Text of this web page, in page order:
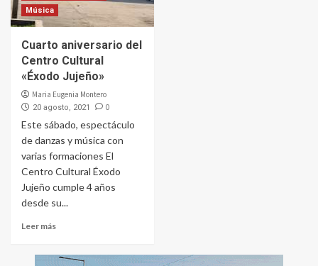
Música
Cuarto aniversario del
Centro Cultural
«Éxodo Jujeño»
Maria Eugenia Montero
20 agosto, 2021 0
Este sábado, espectáculo
de danzas y música con
varias formaciones El
Centro Cultural Éxodo
Jujeño cumple 4 años
desde su...
Leer más